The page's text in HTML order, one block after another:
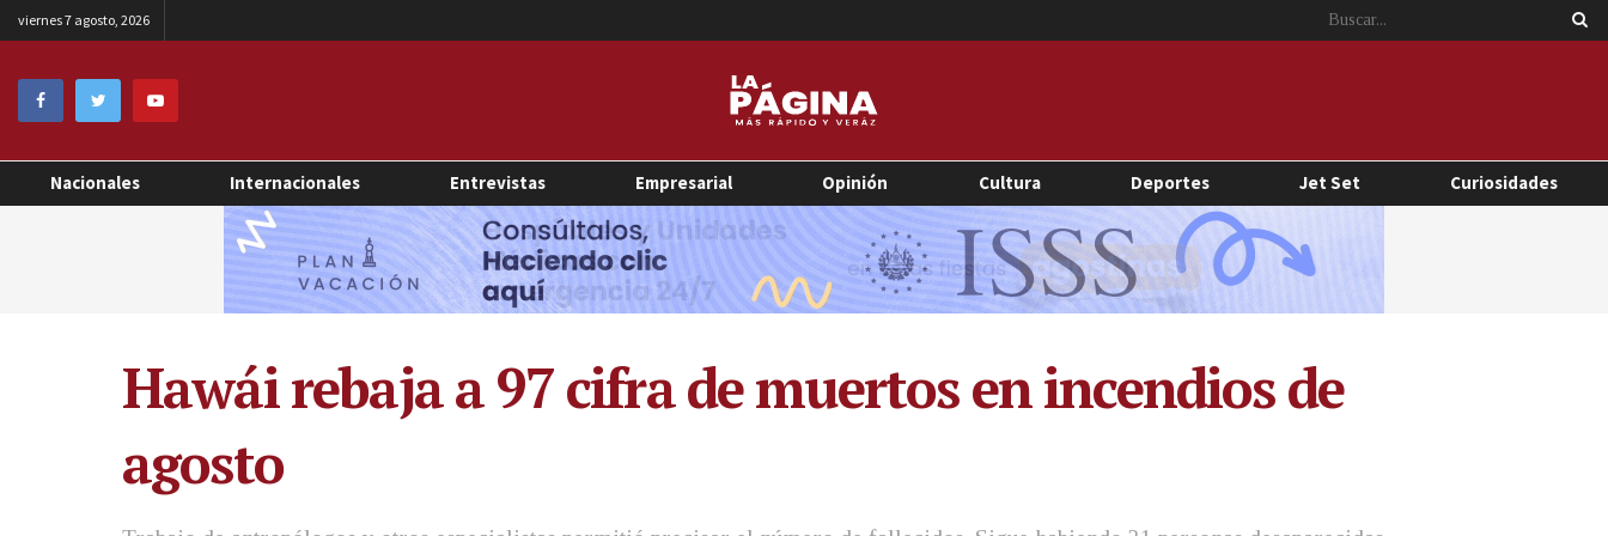
viernes 7 agosto, 2026
Nacionales Internacionales Entrevistas Empresarial Opinión Cultura Deportes Jet Set Curiosidades
Hawái rebaja a 97 cifra de muertos en incendios de
agosto